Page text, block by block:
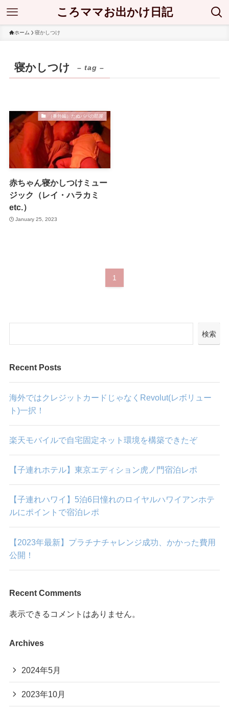
ころママお出かけ日記
ホーム 寝かしつけ
寝かしつけ – tag –
（番外編）たぬパパの部屋
赤ちゃん寝かしつけミュー
ジック（レイ・ハラカミ
etc.）
January 25, 2023
1
検索
Recent Posts
海外ではクレジットカードじゃなくRevolut(レボリュー
ト)一択！
楽天モバイルで自宅固定ネット環境を構築できたぞ
【子連れホテル】東京エディション虎ノ門宿泊レポ
【子連れハワイ】5泊6日憧れのロイヤルハワイアンホテ
ルにポイントで宿泊レポ
【2023年最新】プラチナチャレンジ成功、かかった費用
公開！
Recent Comments
表示できるコメントはありません。
Archives
2024年5月
2023年10月